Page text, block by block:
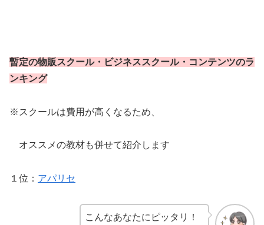
暫定の物販スクール・ビジネススクール・コンテンツのラ
ンキング
※スクールは費用が高くなるため、
オススメの教材も併せて紹介します
１位： アパリセ
こんなあなたにピッタリ！